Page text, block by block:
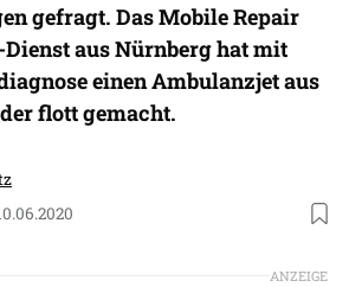
gefragt. Das Mobile Repair
aus Nürnberg hat mit
einen Ambulanzjet aus
flott gemacht.
Foto: Aero-Dienst
ANZEIGE